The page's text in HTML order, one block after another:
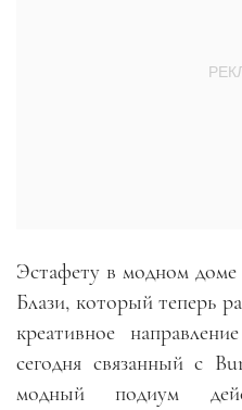
Эстафету в модном
Блази, который теперь
креативное
сегодня связанный с
модный подиум